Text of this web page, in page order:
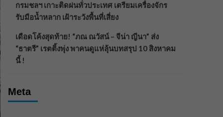
กรมชลฯ เกาะติดฝนทั่วประเทศ เตรียมเครื่องจักร
รับมือน้ำหลาก เฝ้าระวังพื้นที่เสี่ยง
เดือดโค้งสุดท้าย! “ภณ ณวัสน์ – จีน่า ญีนา” ส่ง
“ธาตรี” เรตติ้งพุ่ง พาคนดูแห่ลุ้นบทสรุป 10 สิงหาคม
นี้ !
Meta